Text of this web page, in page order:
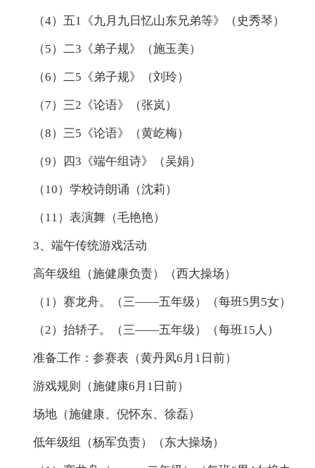
（4）五1《九月九日忆山东兄弟等》（史秀琴）
（5）二3《弟子规》（施玉美）
（6）二5《弟子规》（刘玲）
（7）三2《论语》（张岚）
（8）三5《论语》（黄屹梅）
（9）四3《端午组诗》（吴娟）
（10）学校诗朗诵（沈莉）
（11）表演舞（毛艳艳）
3、端午传统游戏活动
高年级组（施健康负责）（西大操场）
（1）赛龙舟。（三——五年级）（每班5男5女）
（2）抬轿子。（三——五年级）（每班15人）
准备工作：参赛表（黄丹凤6月1日前）
游戏规则（施健康6月1日前）
场地（施健康、倪怀东、徐磊）
低年级组（杨军负责）（东大操场）